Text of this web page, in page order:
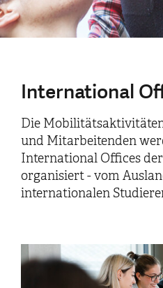
International
Die
und Mitarbeitenden
International Offices
organisiert - vom
internationalen